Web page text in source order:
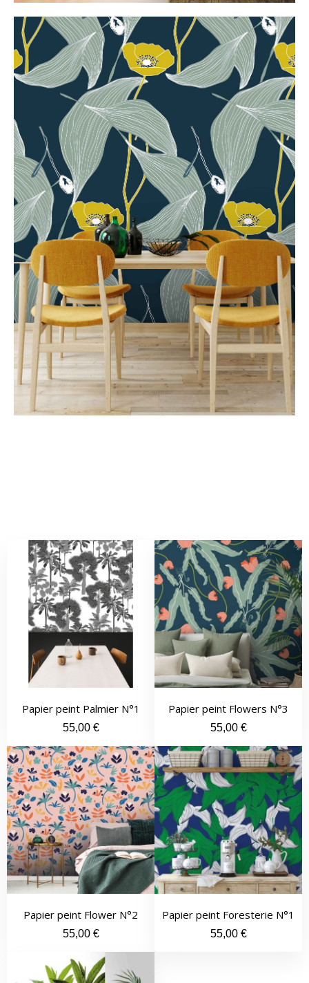
Quick View
Papier peint Palmier N°1
55,00 €
Quick View
Papier peint Flowers N°3
55,00 €
Quick View
Papier peint Flower N°2
55,00 €
Quick View
Papier peint Foresterie N°1
55,00 €